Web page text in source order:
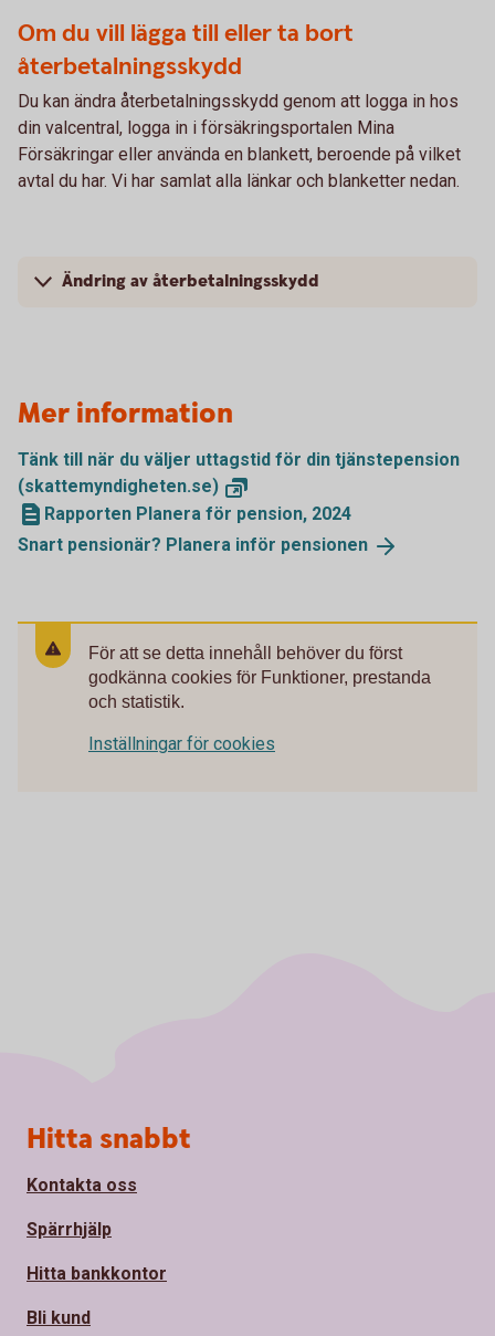
Om du vill lägga till eller ta bort
återbetalningsskydd
Du kan ändra återbetalningsskydd genom att logga in hos
din valcentral, logga in i försäkringsportalen Mina
Försäkringar eller använda en blankett, beroende på vilket
avtal du har. Vi har samlat alla länkar och blanketter nedan.
Ändring av återbetalningsskydd
Mer information
Tänk till när du väljer uttagstid för din tjänstepension
(skattemyndigheten.se)
Rapporten Planera för pension, 2024
Snart pensionär? Planera inför pensionen
För att se detta innehåll behöver du först
godkänna cookies för Funktioner, prestanda
och statistik.
Inställningar för cookies
Sidfot
Hitta snabbt
Kontakta oss
Spärrhjälp
Hitta bankkontor
Bli kund